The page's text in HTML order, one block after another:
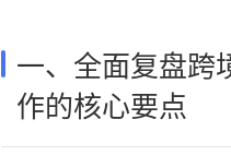
一、全面复盘跨
作的核心要点